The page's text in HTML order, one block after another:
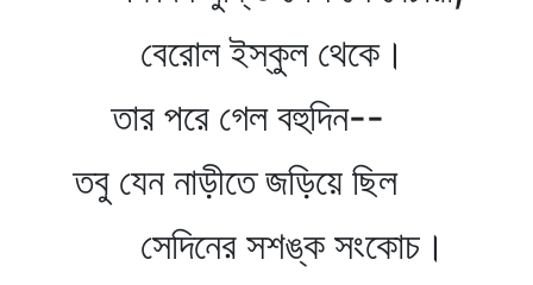
বেরোল ইস্কুল থেকে।
তার পরে গেল বহুদিন--
তবু যেন নাড়ীতে জড়িয়ে ছিল
সেদিনের সশঙ্ক সংকোচ।